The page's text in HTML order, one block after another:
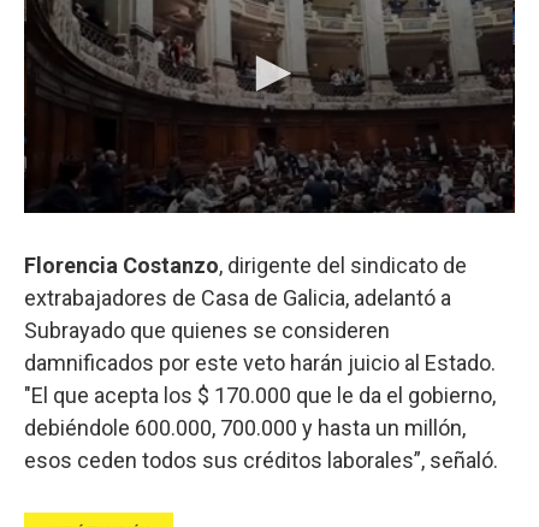
Florencia Costanzo, dirigente del sindicato de
extrabajadores de Casa de Galicia, adelantó a
Subrayado que quienes se consideren
damnificados por este veto harán juicio al Estado.
"El que acepta los $ 170.000 que le da el gobierno,
debiéndole 600.000, 700.000 y hasta un millón,
esos ceden todos sus créditos laborales”, señaló.